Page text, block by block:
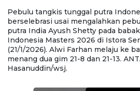
Pebulu tangkis tunggal putra
berselebrasi usai mengalahkan
putra India Ayush Shetty pada
Indonesia Masters 2026 di Istora
(21/1/2026). Alwi Farhan melaju ke
menang dua gim 21-8 dan 21-13.
Hasanuddin/wsj.